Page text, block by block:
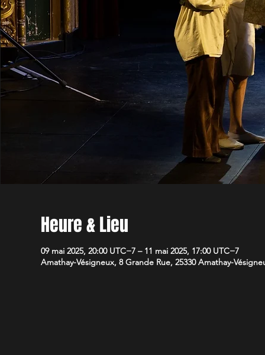
Heure & Lieu
09 mai 2025, 20:00 UTC−7 – 11 mai 2025, 17:00 UTC−7
Amathay-Vésigneux, 8 Grande Rue, 25330 Amathay-